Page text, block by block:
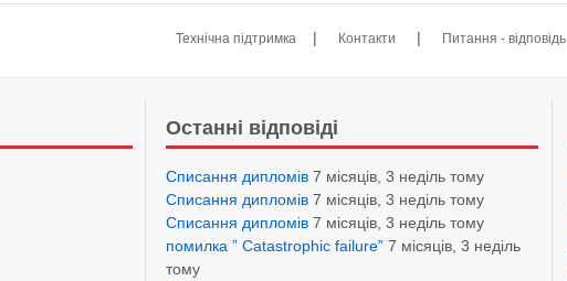
Технічна підтримка | Контакти | Питання - відповідь
Останні відповіді
Списання дипломів 7 місяців, 3 неділь тому
Списання дипломів 7 місяців, 3 неділь тому
Списання дипломів 7 місяців, 3 неділь тому
помилка ” Catastrophic failure” 7 місяців, 3 неділь
тому